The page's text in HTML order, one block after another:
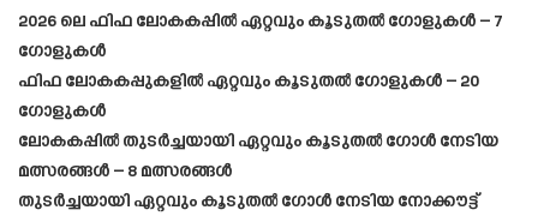
2026 ലെ ഫിഫ ലോകകപ്പിൽ ഏറ്റവും കൂടുതൽ ഗോളുകൾ – 7
ഗോളുകൾ
ഫിഫ ലോകകപ്പുകളിൽ ഏറ്റവും കൂടുതൽ ഗോളുകൾ – 20
ഗോളുകൾ
ലോകകപ്പിൽ തുടർച്ചയായി ഏറ്റവും കൂടുതൽ ഗോൾ നേടിയ
മത്സരങ്ങൾ – 8 മത്സരങ്ങൾ
തുടർച്ചയായി ഏറ്റവും കൂടുതൽ ഗോൾ നേടിയ നോക്കൗട്ട്